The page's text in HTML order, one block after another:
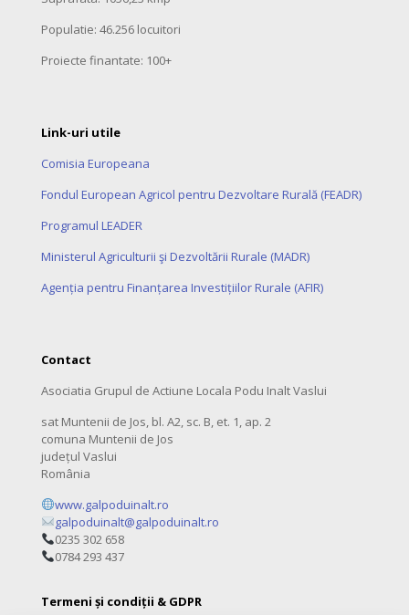
Populatie: 46.256 locuitori
Proiecte finantate: 100+
Link-uri utile
Comisia Europeana
Fondul European Agricol pentru Dezvoltare Rurală (FEADR)
Programul LEADER
Ministerul Agriculturii şi Dezvoltării Rurale (MADR)
Agenția pentru Finanțarea Investițiilor Rurale (AFIR)
Contact
Asociatia Grupul de Actiune Locala Podu Inalt Vaslui
sat Muntenii de Jos, bl. A2, sc. B, et. 1, ap. 2
comuna Muntenii de Jos
județul Vaslui
România
www.galpoduinalt.ro
galpoduinalt@galpoduinalt.ro
0235 302 658
0784 293 437
Termeni și condiții & GDPR